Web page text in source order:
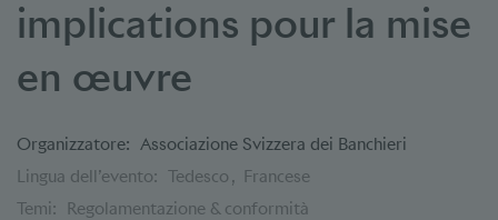
implications pour la mise
en œuvre
Organizzatore: Associazione Svizzera dei Banchieri
Lingua dell’evento: Tedesco
Francese
Temi:
Regolamentazione & conformità